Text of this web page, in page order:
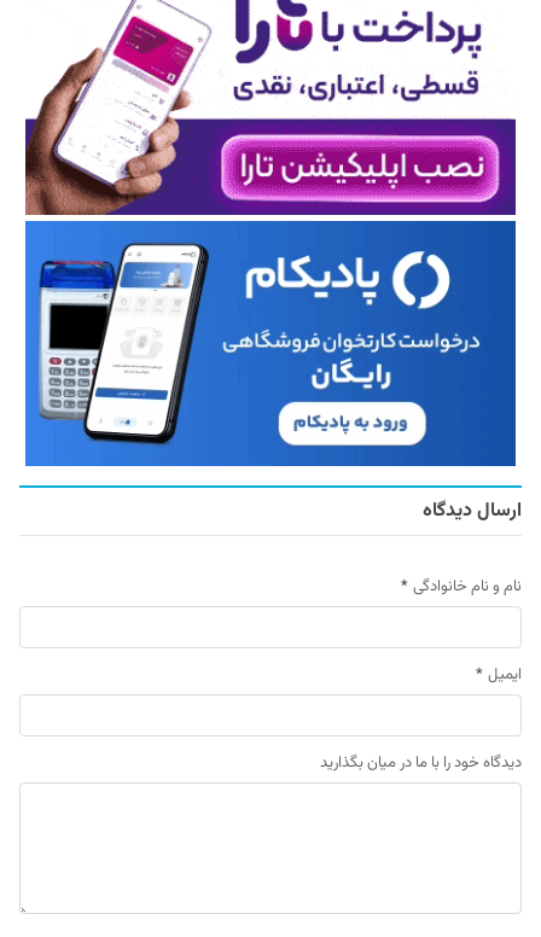
ارسال دیدگاه
نام و نام خانوادگی *
ایمیل *
دیدگاه خود را با ما در میان بگذارید